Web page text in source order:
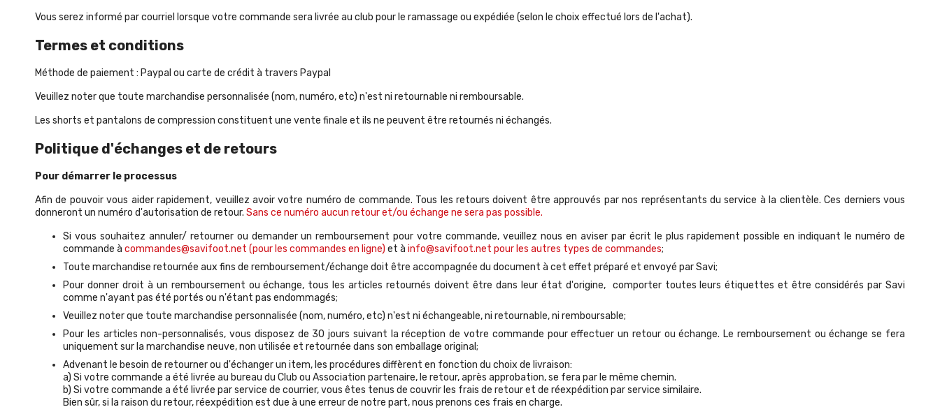
Vous serez informé par courriel lorsque votre commande sera livrée au club pour le ramassage ou expédiée (selon le choix effectué lors de l'achat).
Termes et conditions
Méthode de paiement : Paypal ou carte de crédit à travers Paypal
Veuillez noter que toute marchandise personnalisée (nom, numéro, etc) n'est ni retournable ni remboursable.
Les shorts et pantalons de compression constituent une vente finale et ils ne peuvent être retournés ni échangés.
Politique d'échanges et de retours
Pour démarrer le processus
Afin de pouvoir vous aider rapidement, veuillez avoir votre numéro de commande. Tous les retours doivent être approuvés par nos représentants du service à la clientèle. Ces derniers vous
donneront un numéro d'autorisation de retour. Sans ce numéro aucun retour et/ou échange ne sera pas possible.
Si vous souhaitez annuler/ retourner ou demander un remboursement pour votre commande, veuillez nous en aviser par écrit le plus rapidement possible en indiquant le numéro de
commande à commandes@savifoot.net (pour les commandes en ligne) et à info@savifoot.net pour les autres types de commandes;
Toute marchandise retournée aux fins de remboursement/échange doit être accompagnée du document à cet effet préparé et envoyé par Savi;
Pour donner droit à un remboursement ou échange, tous les articles retournés doivent être dans leur état d'origine, comporter toutes leurs étiquettes et être considérés par Savi
comme n'ayant pas été portés ou n'étant pas endommagés;
Veuillez noter que toute marchandise personnalisée (nom, numéro, etc) n'est ni échangeable, ni retournable, ni remboursable;
Pour les articles non-personnalisés, vous disposez de 30 jours suivant la réception de votre commande pour effectuer un retour ou échange. Le remboursement ou échange se fera
uniquement sur la marchandise neuve, non utilisée et retournée dans son emballage original;
Advenant le besoin de retourner ou d'échanger un item, les procédures diffèrent en fonction du choix de livraison:
a) Si votre commande a été livrée au bureau du Club ou Association partenaire, le retour, après approbation, se fera par le même chemin.
b) Si votre commande a été livrée par service de courrier, vous êtes tenus de couvrir les frais de retour et de réexpédition par service similaire.
Bien sûr, si la raison du retour, réexpédition est due à une erreur de notre part, nous prenons ces frais en charge.